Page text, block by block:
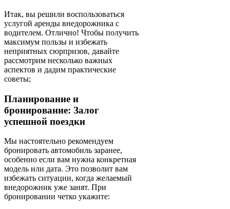
Итак, вы решили воспользоваться
услугой аренды внедорожника с
водителем. Отлично! Чтобы получить
максимум пользы и избежать
неприятных сюрпризов, давайте
рассмотрим несколько важных
аспектов и дадим практические
советы;
Планирование и
бронирование: Залог
успешной поездки
Мы настоятельно рекомендуем
бронировать автомобиль заранее,
особенно если вам нужна конкретная
модель или дата. Это позволит вам
избежать ситуации, когда желаемый
внедорожник уже занят. При
бронировании четко укажите: